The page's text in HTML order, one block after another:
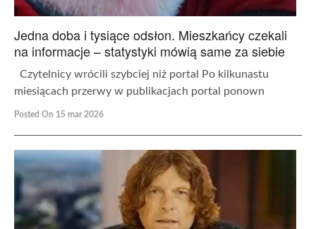
Jedna doba i tysiące odsłon. Mieszkańcy czekali
na informacje – statystyki mówią same za siebie
Czytelnicy wrócili szybciej niż portal Po kilkunastu
miesiącach przerwy w publikacjach portal ponown
Posted On 15 mar 2026